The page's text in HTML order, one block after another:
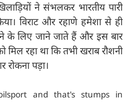
ने संभलकर भारतीय पारी
विराट और रहाणे हमेशा से ही
के लिए जाने जाते हैं और इस बार
रहा था कि तभी खराब रौशनी
पड़ा।
and that's stumps in